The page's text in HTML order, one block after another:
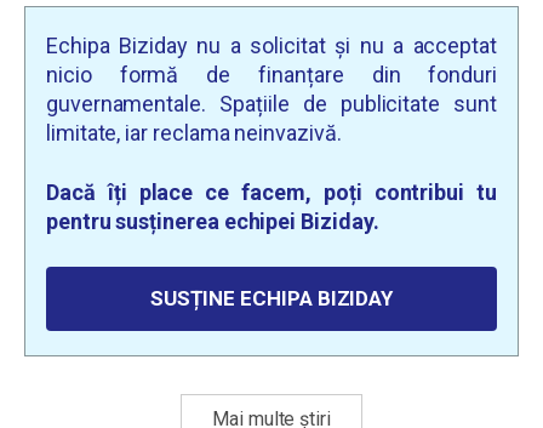
Echipa Biziday nu a solicitat și nu a acceptat
nicio formă de finanțare din fonduri
guvernamentale. Spațiile de publicitate sunt
limitate, iar reclama neinvazivă.
Dacă îți place ce facem, poți contribui tu
pentru susținerea echipei Biziday.
SUSȚINE ECHIPA BIZIDAY
Mai multe știri